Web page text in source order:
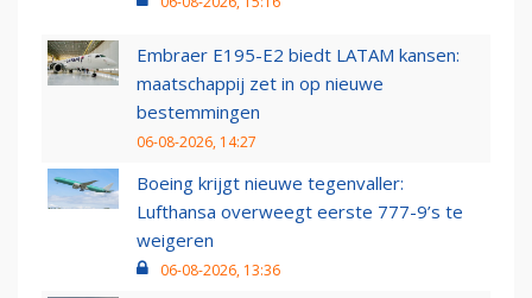
Embraer E195-E2 biedt LATAM kansen:
maatschappij zet in op nieuwe
bestemmingen
06-08-2026, 14:27
Boeing krijgt nieuwe tegenvaller:
Lufthansa overweegt eerste 777-9’s te
weigeren
06-08-2026, 13:36